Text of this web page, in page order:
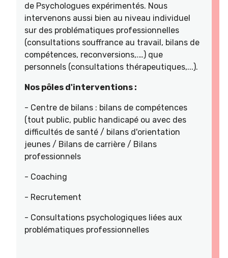
de Psychologues expérimentés. Nous
intervenons aussi bien au niveau individuel
sur des problématiques professionnelles
(consultations souffrance au travail, bilans de
compétences, reconversions,.…) que
personnels (consultations thérapeutiques,...).
Nos pôles d'interventions :
- Centre de bilans : bilans de compétences
(tout public, public handicapé ou avec des
difficultés de santé / bilans d'orientation
jeunes / Bilans de carrière / Bilans
professionnels
- Coaching
- Recrutement
- Consultations psychologiques liées aux
problématiques professionnelles